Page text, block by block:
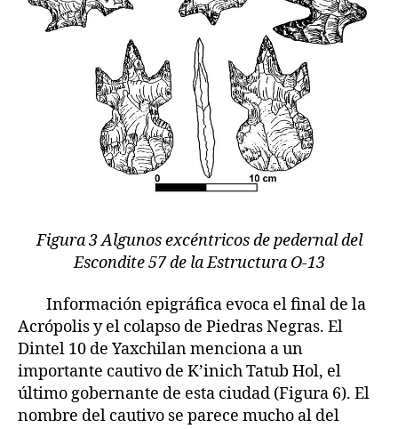
Figura 3 Algunos excéntricos de pedernal del
Escondite 57 de la Estructura O-13
Información epigráfica evoca el final de la
Acrópolis y el colapso de Piedras Negras. El
Dintel 10 de Yaxchilan menciona a un
importante cautivo de K’inich Tatub Hol, el
último gobernante de esta ciudad (Figura 6). El
nombre del cautivo se parece mucho al del